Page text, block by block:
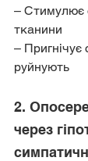
– Стимулює
тканини
– Пригнічує
руйнують
2.
через